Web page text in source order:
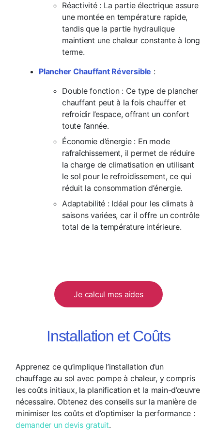
Réactivité : La partie électrique assure
une montée en température rapide,
tandis que la partie hydraulique
maintient une chaleur constante à long
terme.
Plancher Chauffant Réversible :
Double fonction : Ce type de plancher
chauffant peut à la fois chauffer et
refroidir l’espace, offrant un confort
toute l’année.
Économie d’énergie : En mode
rafraîchissement, il permet de réduire
la charge de climatisation en utilisant
le sol pour le refroidissement, ce qui
réduit la consommation d’énergie.
Adaptabilité : Idéal pour les climats à
saisons variées, car il offre un contrôle
total de la température intérieure.
Je calcul mes aides
Installation et Coûts
Apprenez ce qu’implique l’installation d’un
chauffage au sol avec pompe à chaleur, y compris
les coûts initiaux, la planification et la main-d’œuvre
nécessaire. Obtenez des conseils sur la manière de
minimiser les coûts et d’optimiser la performance :
demander un devis gratuit.